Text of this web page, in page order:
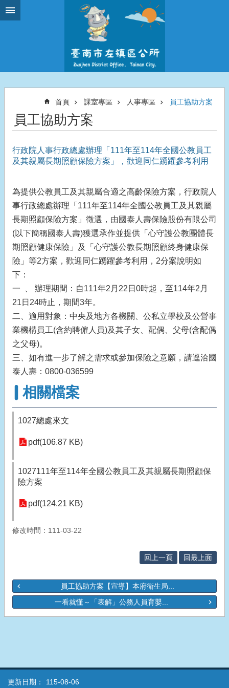
跳到主要內容區塊
首頁 課室專區 人事專區 員工協助方案
員工協助方案
行政院人事行政總處辦理「111年至114年全國公教員工
及其親屬長期照顧保險方案」，歡迎同仁踴躍參考利用
為提供公教員工及其親屬合適之高齡保險方案，行政院人
事行政總處辦理「111年至114年全國公教員工及其親屬
長期照顧保險方案」徵選，由國泰人壽保險股份有限公司
(以下簡稱國泰人壽)獲選承作並提供「心守護公教團體長
期照顧健康保險」及「心守護公教長期照顧終身健康保
險」等2方案，歡迎同仁踴躍參考利用，2分案說明如
下：
一 、 辦理期間：自111年2月22日0時起，至114年2月
21日24時止，期間3年。
二、適用對象：中央及地方各機關、公私立學校及公營事
業機構員工(含約聘僱人員)及其子女、配偶、父母(含配偶
之父母)。
三、如有進一步了解之需求或參加保險之意願，請逕洽國
泰人壽：0800-036599
相關檔案
1027總處來文
pdf(106.87 KB)
1027111年至114年全國公教員工及其親屬長期照顧保
險方案
pdf(124.21 KB)
修改時間：111-03-22
回上一頁 回最上面
員工協助方案【宣導】本府衛生局...
一看就懂～「表解」公務人員育嬰...
更新日期： 115-08-06